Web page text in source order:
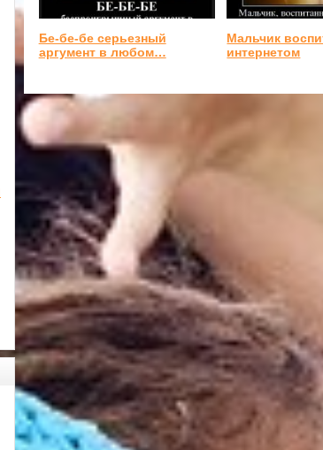
Бе-бе-бе серьезный
аргумент в любом…
Мальчик
интернетом